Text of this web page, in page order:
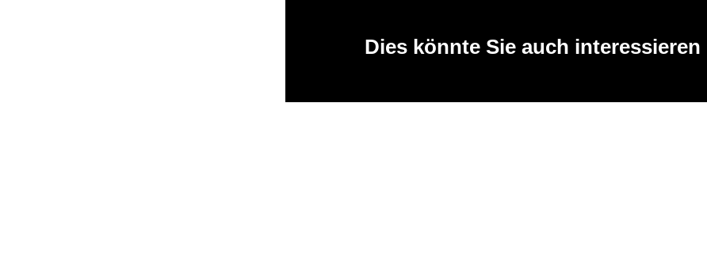
Dies könnte Sie auch interessieren